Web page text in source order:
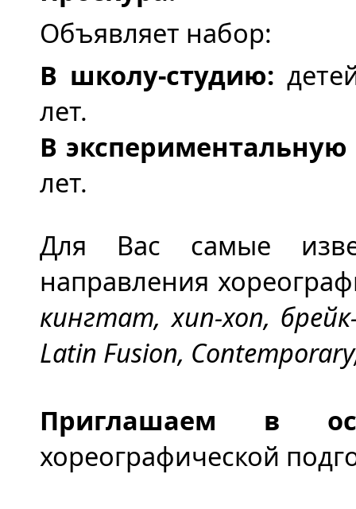
Объявляет набор:
В школу-студию:
лет.
В экспериментальную
лет.
Для Вас самые
направления
кингтат, хип-хоп,
Latin Fusion, Contemporary
Приглашаем в
хореографической